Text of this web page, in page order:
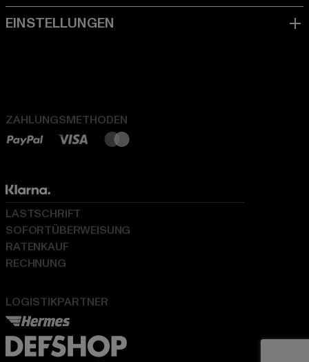
ZAHLUNGSMETHODEN
LOGISTIKPARTNER
LASTSCHRIFT
SOFORTÜBERWEISUNG
RATENKAUF
RECHNUNG